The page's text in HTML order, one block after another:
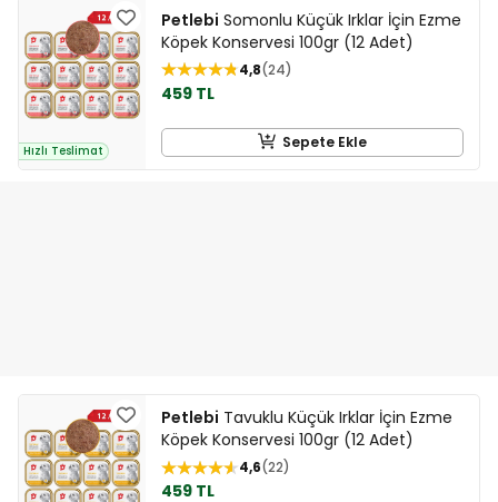
Hızlı Teslimat
Petlebi Somonlu Küçük Irklar İçin Ezme
Köpek Konservesi 100gr (12 Adet)
4,8 24
459 TL
Sepete Ekle
Petlebi Tavuklu Küçük Irklar İçin Ezme
Köpek Konservesi 100gr (12 Adet)
4,6 22
459 TL